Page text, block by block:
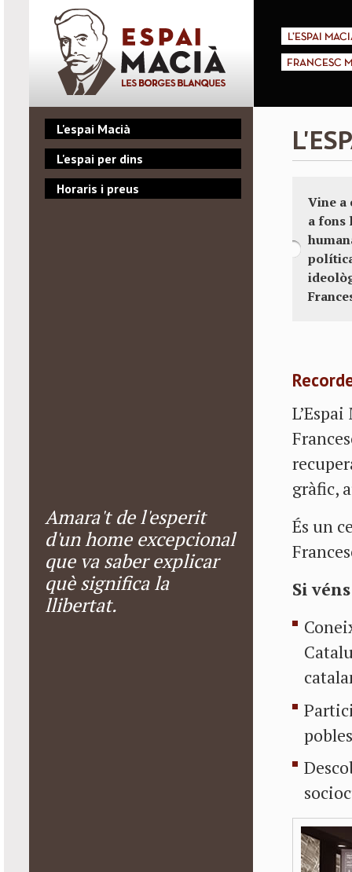
L'ESPAI
FRANCESC
L'espai Macià
L'espai per dins
Horaris i preus
Amara't de l'esperit
d'un home excepcional
que va saber explicar
què significa la
llibertat.
Vine a
a fons
gràfic,
És un
Si